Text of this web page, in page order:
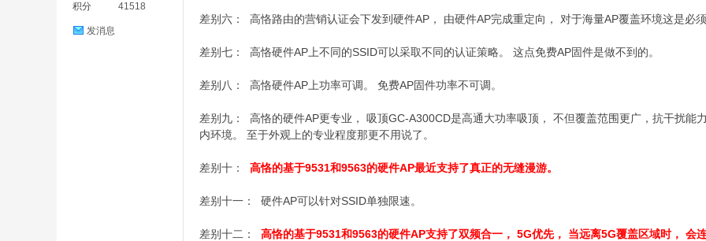
积分 41518
发消息
差别六： 高恪路由的营销认证会下发到硬件AP， 由硬件AP完成重定向， 对于海量AP覆盖环境这是必
差别七： 高恪硬件AP上不同的SSID可以采取不同的认证策略。 这点免费AP固件是做不到的。
差别八： 高恪硬件AP上功率可调。 免费AP固件功率不可调。
差别九： 高恪的硬件AP更专业， 吸顶GC-A300CD是高通大功率吸顶， 不但覆盖范围更广，抗干扰
内环境。 至于外观上的专业程度那更不用说了。
差别十： 高恪的基于9531和9563的硬件AP最近支持了真正的无缝漫游。
差别十一： 硬件AP可以针对SSID单独限速。
差别十二： 高恪的基于9531和9563的硬件AP支持了双频合一， 5G优先， 当远离5G覆盖区域时， 会